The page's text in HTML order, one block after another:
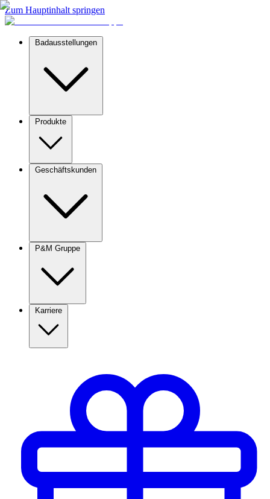
Zum Hauptinhalt springen
Badausstellungen
Produkte
Geschäftskunden
P&M Gruppe
Karriere